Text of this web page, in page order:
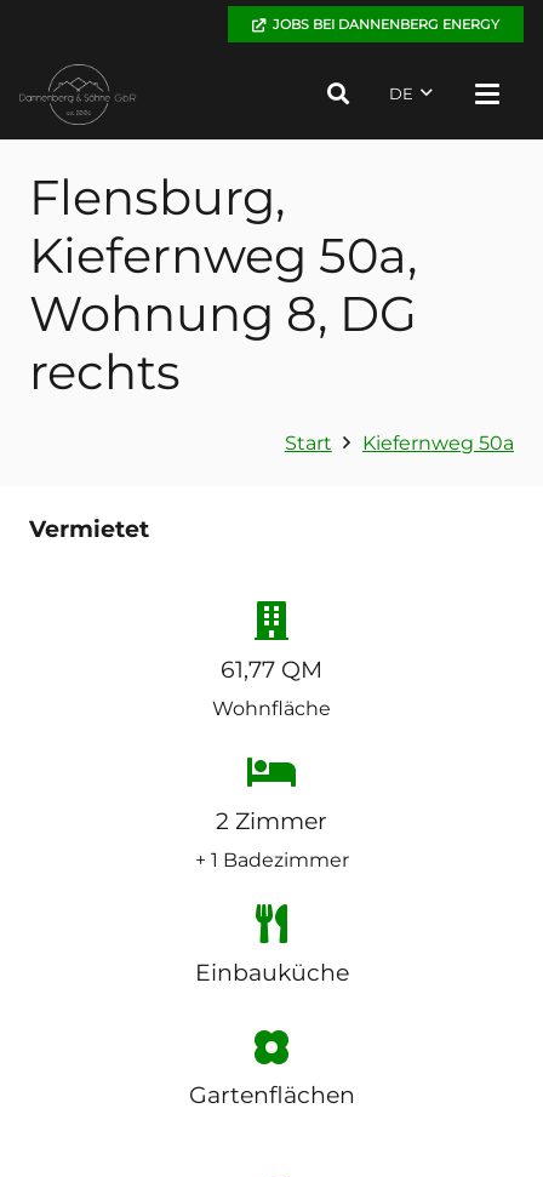
JOBS BEI DANNENBERG ENERGY
DE
Flensburg,
Kiefernweg 50a,
Wohnung 8, DG
rechts
Start Kiefernweg 50a
Vermietet
61,77 QM
Wohnfläche
2 Zimmer
+ 1 Badezimmer
Einbauküche
Gartenflächen